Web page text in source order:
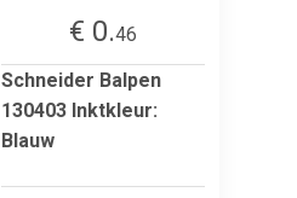
€ 0.46
Schneider Balpen
130403 Inktkleur:
Blauw